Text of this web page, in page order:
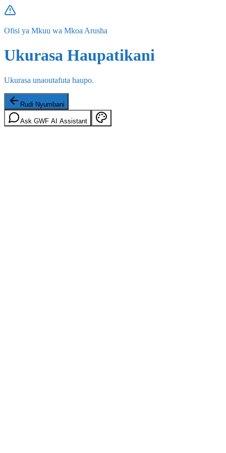
Ofisi ya Mkuu wa Mkoa Arusha
Ukurasa Haupatikani
Ukurasa unaoutafuta haupo.
Rudi Nyumbani
Ask GWF AI Assistant